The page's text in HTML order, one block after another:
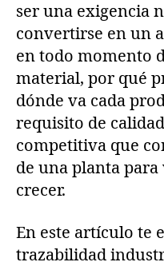
ser una exigencia
convertirse en un
en todo momento
material, por qué
dónde va cada
requisito de
competitiva que
de una planta
crecer.
En este artículo te
trazabilidad